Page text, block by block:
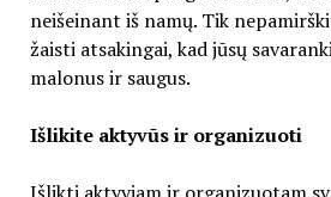
neišeinant iš namų. Tik
žaisti atsakingai, kad jūsų
malonus ir saugus.
Išlikite aktyvūs ir organizuoti